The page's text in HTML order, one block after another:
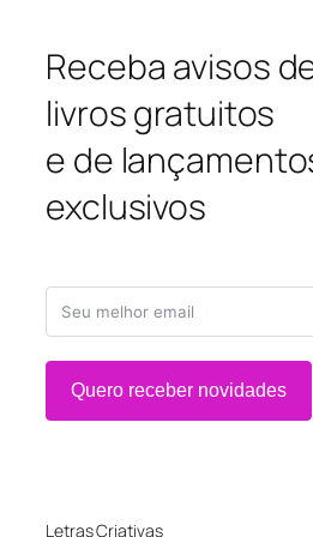
Receba avisos
livros gratuitos
e de
exclusivos
Quero receber novidades
Letras Criativas